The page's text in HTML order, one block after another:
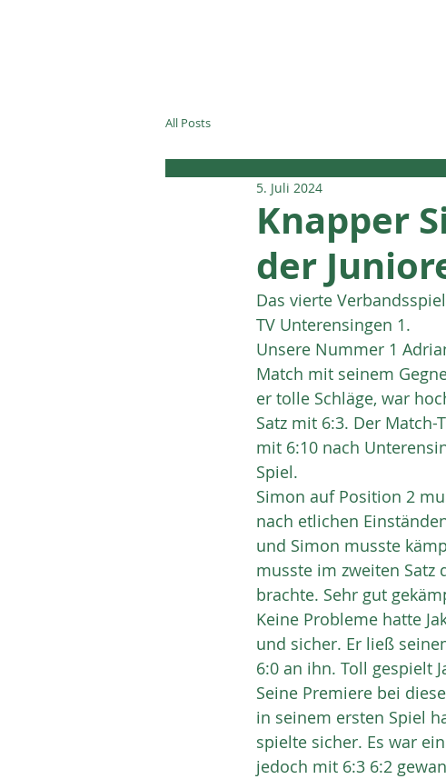
All Posts
Knapper
der
5. Juli 2024
Das vierte
TV Unterensingen 1.
Unsere Nummer 1
Match mit seinem
er tolle Schläge, war
Satz mit 6:3. Der
mit 6:10 nach
Spiel.
Simon auf Position 2
nach etlichen
und Simon musste
musste im zweiten Satz
brachte. Sehr gut
Keine Probleme hatte
und sicher. Er ließ
6:0 an ihn. Toll gespielt
Seine Premiere bei
in seinem ersten Spiel
spielte sicher. Es war
jedoch mit 6:3 6:2